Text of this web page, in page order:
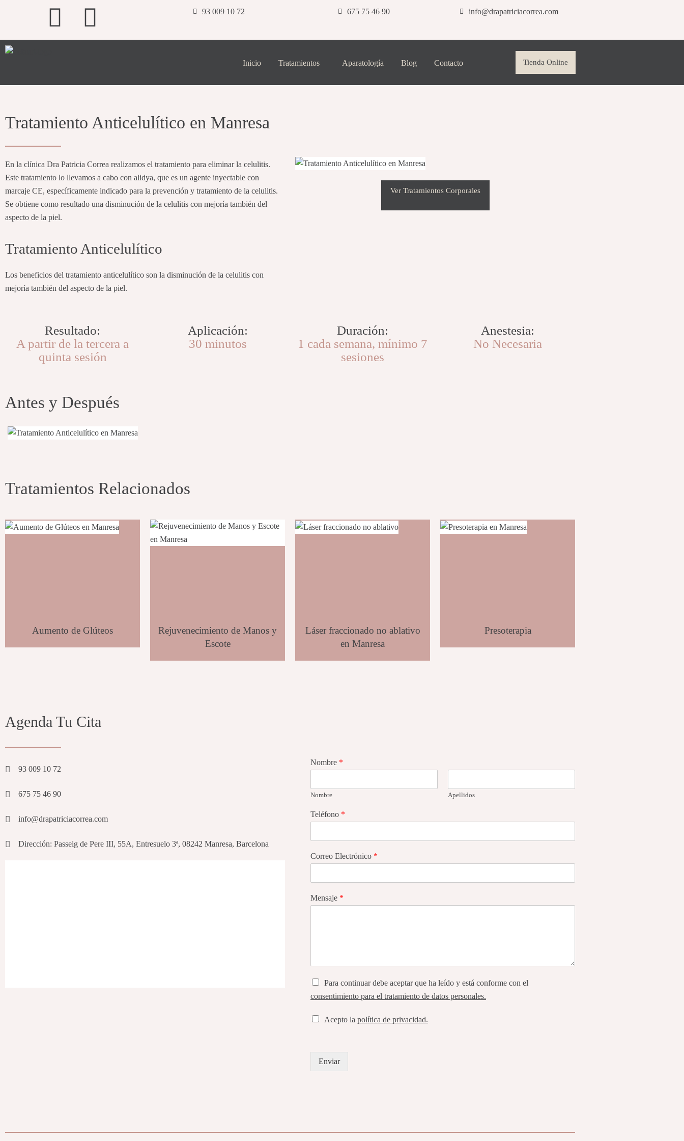
F
a
e
b
o
o
k
I
n
t
a
r
a
93 009 10 72 675 75 46 90 info@drapatriciacorrea.com
Inicio Tratamientos Aparatología Blog Contacto Tienda Online
Tratamiento Anticelulítico en Manresa
En la clínica Dra Patricia Correa realizamos el tratamiento para eliminar la celulitis.
Este tratamiento lo llevamos a cabo con alidya, que es un agente inyectable con
marcaje CE, específicamente indicado para la prevención y tratamiento de la celulitis.
Se obtiene como resultado una disminución de la celulitis con mejoría también del
aspecto de la piel.
Tratamiento Anticelulítico
Los beneficios del tratamiento anticelulítico son la disminución de la celulitis con
mejoría también del aspecto de la piel.
Ver Tratamientos Corporales
Resultado:
A partir de la tercera a
quinta sesión
Aplicación:
30 minutos
Duración:
1 cada semana, mínimo 7
sesiones
Anestesia:
No Necesaria
Antes y Después
Tratamientos Relacionados
Aumento de Glúteos
Rejuvenecimiento de Manos y
Escote
Láser fraccionado no ablativo
en Manresa
Presoterapia
Agenda Tu Cita
93 009 10 72
675 75 46 90
info@drapatriciacorrea.com
Dirección: Passeig de Pere III, 55A, Entresuelo 3ª, 08242 Manresa, Barcelona
Nombre *
Nombre Apellidos
Teléfono *
Correo Electrónico *
Mensaje *
Para continuar debe aceptar que ha leído y está conforme con el
consentimiento para el tratamiento de datos personales.
Acepto la política de privacidad.
Enviar